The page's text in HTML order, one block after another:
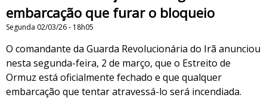
embarcação que furar o bloqueio
Segunda 02/03/26 - 18h05
O comandante da Guarda Revolucionária do Irã anunciou
nesta segunda-feira, 2 de março, que o Estreito de
Ormuz está oficialmente fechado e que qualquer
embarcação que tentar atravessá-lo será incendiada.